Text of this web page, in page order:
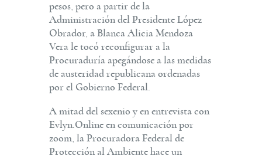
pesos, pero a partir de la
Administración del Presidente López
Obrador, a Blanca Alicia Mendoza
Vera le tocó reconfigurar a la
Procuraduría apegándose a las medidas
de austeridad republicana ordenadas
por el Gobierno Federal.
A mitad del sexenio y en entrevista con
Evlyn.Online en comunicación por
zoom, la Procuradora Federal de
Protección al Ambiente hace un